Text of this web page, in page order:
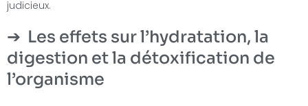
judicieux.
Les effets sur l’hydratation, la
digestion et la détoxification de
l’organisme